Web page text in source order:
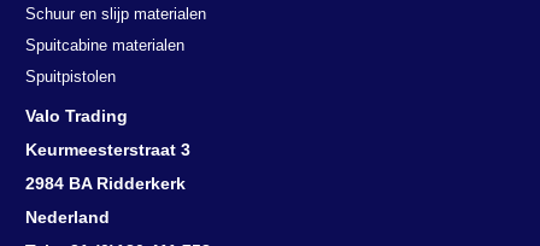
Schuur en slijp materialen
Spuitcabine materialen
Spuitpistolen
Valo Trading
Keurmeesterstraat 3
2984 BA Ridderkerk
Nederland